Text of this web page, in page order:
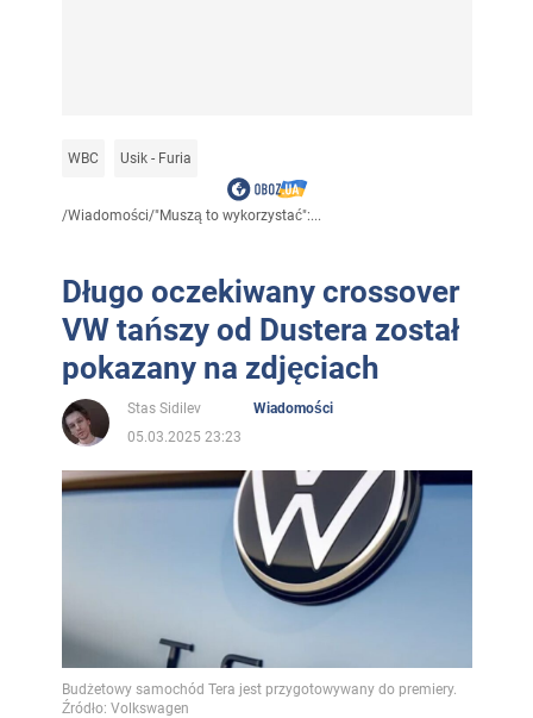
WBC Usik - Furia
/Wiadomości/"Muszą to wykorzystać":...
Długo oczekiwany crossover
VW tańszy od Dustera został
pokazany na zdjęciach
Stas Sidilev
Wiadomości
05.03.2025 23:23
Budżetowy samochód Tera jest przygotowywany do premiery.
Źródło: Volkswagen